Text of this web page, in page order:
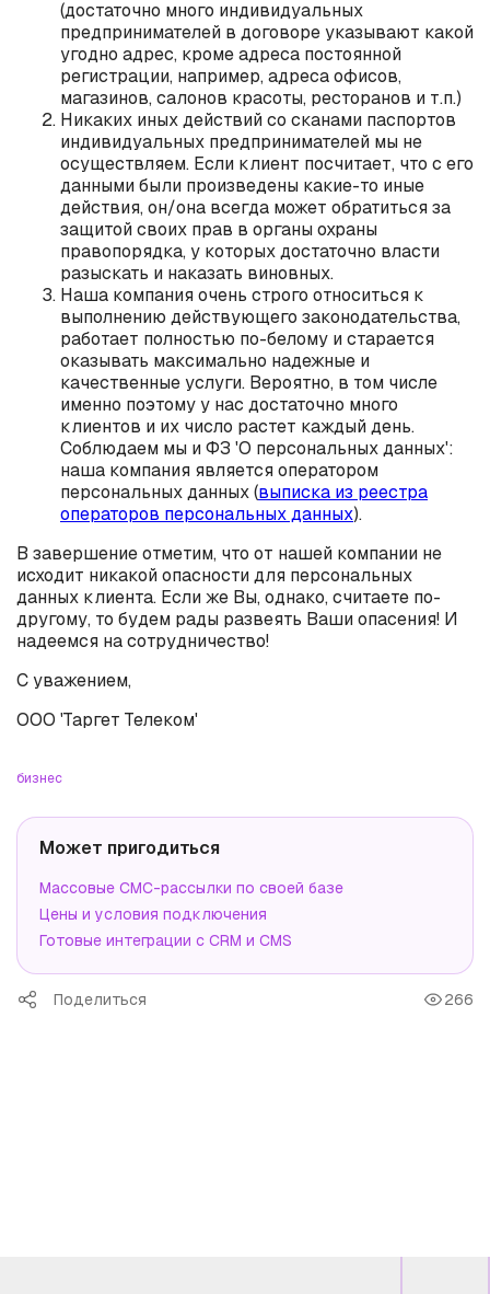
(достаточно много индивидуальных
предпринимателей в договоре указывают какой
угодно адрес, кроме адреса постоянной
регистрации, например, адреса офисов,
магазинов, салонов красоты, ресторанов и т.п.)
Никаких иных действий со сканами паспортов
индивидуальных предпринимателей мы не
осуществляем. Если клиент посчитает, что с его
данными были произведены какие-то иные
действия, он/она всегда может обратиться за
защитой своих прав в органы охраны
правопорядка, у которых достаточно власти
разыскать и наказать виновных.
Наша компания очень строго относиться к
выполнению действующего законодательства,
работает полностью по-белому и старается
оказывать максимально надежные и
качественные услуги. Вероятно, в том числе
именно поэтому у нас достаточно много
клиентов и их число растет каждый день.
Соблюдаем мы и ФЗ 'О персональных данных':
наша компания является оператором
персональных данных (выписка из реестра
операторов персональных данных).
В завершение отметим, что от нашей компании не
исходит никакой опасности для персональных
данных клиента. Если же Вы, однако, считаете по-
другому, то будем рады развеять Ваши опасения! И
надеемся на сотрудничество!
С уважением,
ООО 'Таргет Телеком'
бизнес
Может пригодиться
Массовые СМС-рассылки по своей базе
Цены и условия подключения
Готовые интеграции с CRM и CMS
Поделиться 266